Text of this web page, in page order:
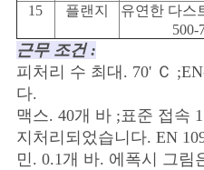
15
플랜지
유연한 다스
500-
근무 조건 :
피처리 수 최대. 70' Ｃ
다.
맥스. 40개 바 ;표준 접속
지처리되었습니다. EN
민. 0.1개 바. 에폭시 그림